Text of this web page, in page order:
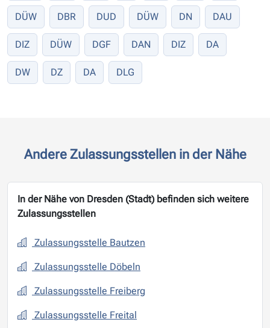
DÜW DBR DUD DÜW DN DAU
DIZ DÜW DGF DAN DIZ DA
DW DZ DA DLG
Andere Zulassungsstellen in der Nähe
In der Nähe von Dresden (Stadt) befinden sich weitere
Zulassungsstellen
Zulassungsstelle Bautzen
Zulassungsstelle Döbeln
Zulassungsstelle Freiberg
Zulassungsstelle Freital